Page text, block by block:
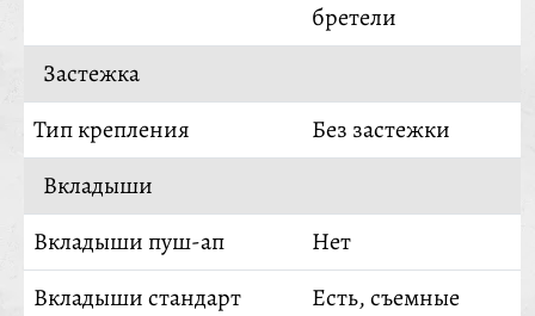
бретели
Застежка
Тип крепления
Без застежки
Вкладыши
Вкладыши пуш-ап
Нет
Вкладыши стандарт
Есть, съемные